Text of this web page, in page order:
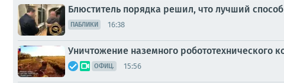
Блюститель порядка решил, что лучший
ПАБЛИКИ 16:38
Уничтожение наземного робототехнического
ОФИЦ. 15:56